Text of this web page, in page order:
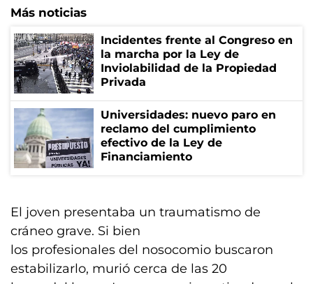
Más noticias
Incidentes frente al Congreso en
la marcha por la Ley de
Inviolabilidad de la Propiedad
Privada
Universidades: nuevo paro en
reclamo del cumplimiento
efectivo de la Ley de
Financiamiento
El joven presentaba un traumatismo de
cráneo grave. Si bien
los profesionales del nosocomio buscaron
estabilizarlo, murió cerca de las 20